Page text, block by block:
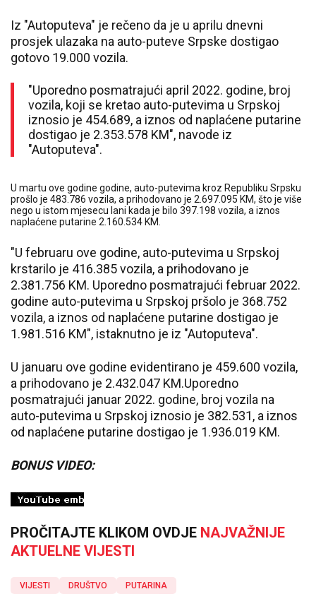
Iz "Autoputeva" je rečeno da je u aprilu dnevni
prosjek ulazaka na auto-puteve Srpske dostigao
gotovo 19.000 vozila.
"Uporedno posmatrajući april 2022. godine, broj
vozila, koji se kretao auto-putevima u Srpskoj
iznosio je 454.689, a iznos od naplaćene putarine
dostigao je 2.353.578 KM", navode iz
"Autoputeva".
U martu ove godine godine, auto-putevima kroz Republiku Srpsku
prošlo je 483.786 vozila, a prihodovano je 2.697.095 KM, što je više
nego u istom mjesecu lani kada je bilo 397.198 vozila, a iznos
naplaćene putarine 2.160.534 KM.
"U februaru ove godine, auto-putevima u Srpskoj
krstarilo je 416.385 vozila, a prihodovano je
2.381.756 KM. Uporedno posmatrajući februar 2022.
godine auto-putevima u Srpskoj pršolo je 368.752
vozila, a iznos od naplaćene putarine dostigao je
1.981.516 KM", istaknutno je iz "Autoputeva".
U januaru ove godine evidentirano je 459.600 vozila,
a prihodovano je 2.432.047 KM.Uporedno
posmatrajući januar 2022. godine, broj vozila na
auto-putevima u Srpskoj iznosio je 382.531, a iznos
od naplaćene putarine dostigao je 1.936.019 KM.
BONUS VIDEO:
PROČITAJTE KLIKOM OVDJE NAJVAŽNIJE
AKTUELNE VIJESTI
VIJESTI DRUŠTVO
PUTARINA